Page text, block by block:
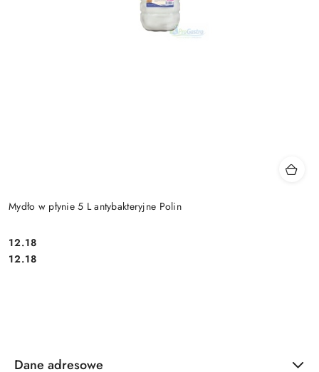
Mydło w płynie 5 L antybakteryjne Polin
Cena:
12.18
Cena:
12.18
Dane adresowe